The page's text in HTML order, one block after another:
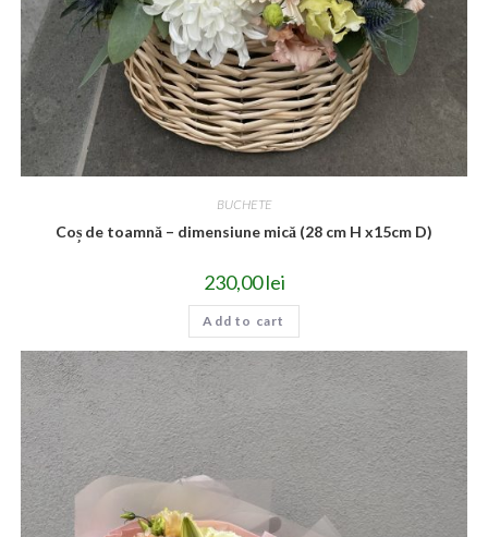
BUCHETE
Coș de toamnă – dimensiune mică (28 cm H x15cm D)
230,00lei
Add to cart